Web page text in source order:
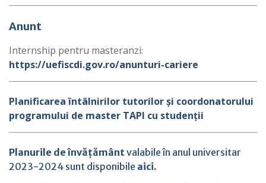
Anunt
Internship pentru masteranzi:
https://uefiscdi.gov.ro/anunturi-cariere
Planificarea întâlnirilor tutorilor și coordonatorului
programului de master TAPI cu studenții
Planurile de învățământvalabile în anul universitar
2023-2024 sunt disponibile aici.